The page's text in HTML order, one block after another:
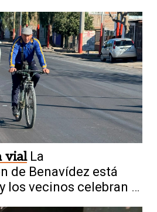
vial La
de Benavídez está
los vecinos celebran el